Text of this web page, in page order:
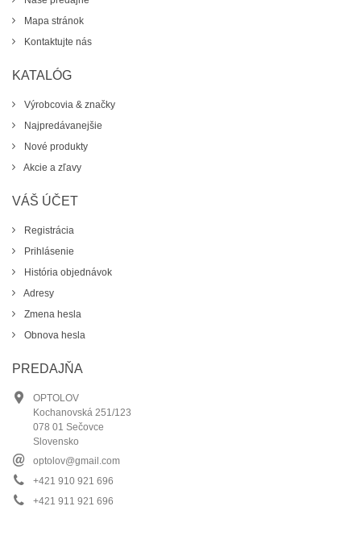
Mapa stránok
Kontaktujte nás
KATALÓG
Výrobcovia & značky
Najpredávanejšie
Nové produkty
Akcie a zľavy
VÁŠ ÚČET
Registrácia
Prihlásenie
História objednávok
Adresy
Zmena hesla
Obnova hesla
PREDAJŇA
OPTOLOV
Kochanovská 251/123
078 01 Sečovce
Slovensko
optolov@gmail.com
+421 910 921 696
+421 911 921 696